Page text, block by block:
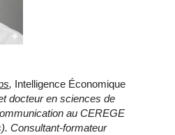
, Intelligence Économique
docteur en sciences de
au CEREGE
Consultant-formateur